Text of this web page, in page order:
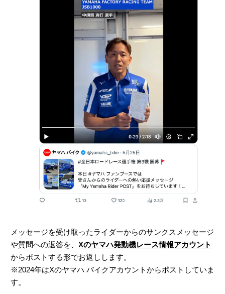
メッセージを受け取ったライダーからのサンクスメッセージ
や質問への返答を、 Xのヤマハ発動機レース情報アカウント
からポストする形でお返しします。
※2024年はXのヤマハ バイクアカウントからポストしていま
す。